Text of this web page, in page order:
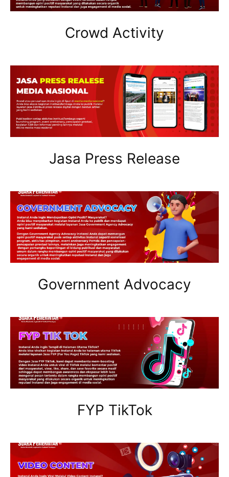
Crowd Activity
Jasa Press Release
Government Advocacy
FYP TikTok